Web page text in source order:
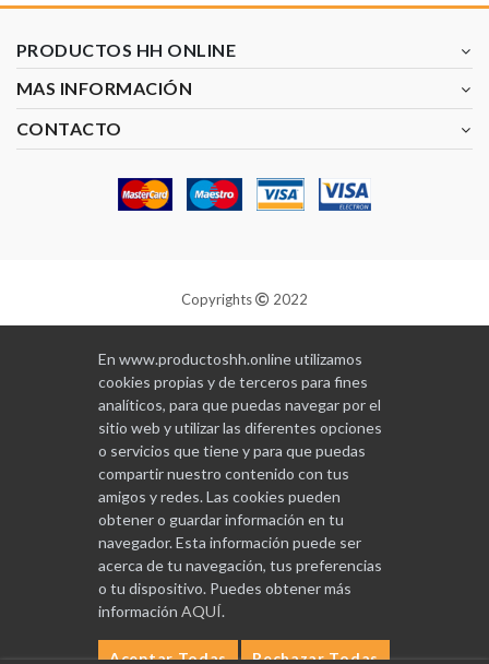
PRODUCTOS HH ONLINE
MAS INFORMACIÓN
CONTACTO
Copyrights 2022
Diseñado y programado porGABALA
En www.productoshh.online utilizamos
cookies propias y de terceros para fines
analíticos, para que puedas navegar por el
sitio web y utilizar las diferentes opciones
o servicios que tiene y para que puedas
compartir nuestro contenido con tus
amigos y redes. Las cookies pueden
obtener o guardar información en tu
navegador. Esta información puede ser
acerca de tu navegación, tus preferencias
o tu dispositivo. Puedes obtener más
información AQUÍ.
Aceptar Todas Rechazar Todas